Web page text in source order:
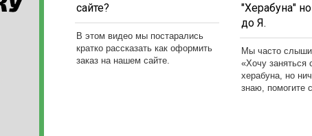
сайте?
В этом видео мы постарались
кратко рассказать как оформить
заказ на нашем сайте.
"Херабуна"
до Я.
Мы часто
«Хочу заняться
херабуна, но
знаю, помогите